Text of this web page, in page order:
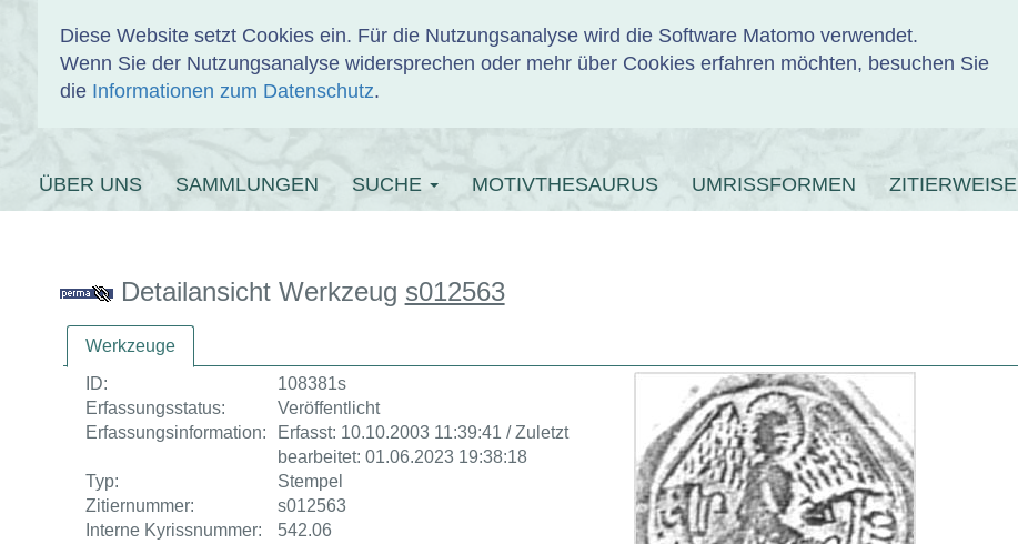
Diese Website setzt Cookies ein. Für die Nutzungsanalyse wird die Software Matomo verwendet.
Wenn Sie der Nutzungsanalyse widersprechen oder mehr über Cookies erfahren möchten, besuchen Sie
die Informationen zum Datenschutz.
EINBANDDATENBANK
ÜBER UNS SAMMLUNGEN SUCHE MOTIVTHESAURUS UMRISSFORMEN ZITIERWEISE
Detailansicht Werkzeug s012563
Werkzeuge
ID:
108381s
Erfassungsstatus:
Veröffentlicht
Erfassungsinformation:
Erfasst: 10.10.2003 11:39:41 / Zuletzt
bearbeitet: 01.06.2023 19:38:18
Typ:
Stempel
Zitiernummer:
s012563
Interne Kyrissnummer:
542.06